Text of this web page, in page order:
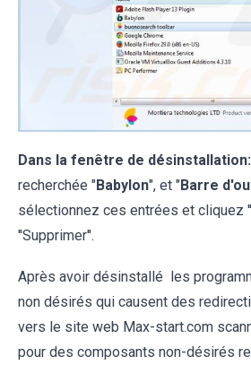
Dans la fenêtre de désinstallation:
recherchée "Babylon", et "Barre
sélectionnez ces entrées et cliquez
''Supprimer''.
Après avoir désinstallé les
non désirés qui causent des
vers le site web Max-start.com
pour des composants non-désirés